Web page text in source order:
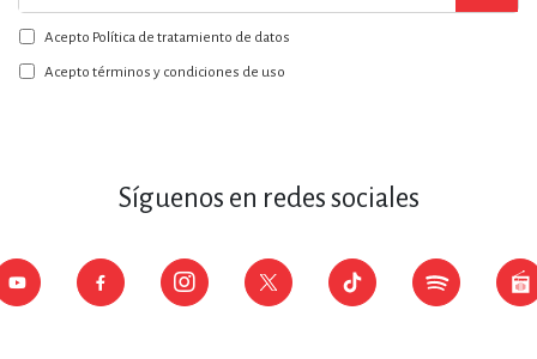
a
nuestro
boletín:
Acepto Política de tratamiento de datos
Acepto términos y condiciones de uso
Síguenos en redes sociales